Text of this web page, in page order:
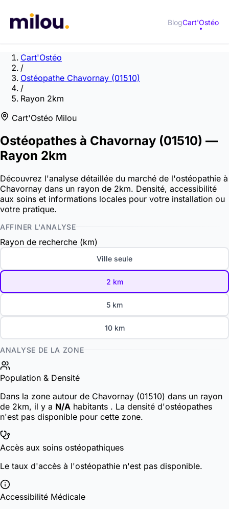
BlogCart'Ostéo
Cart'Ostéo
/
Ostéopathe Chavornay (01510)
/
Rayon 2km
Cart'Ostéo Milou
Ostéopathes à Chavornay (01510) —
Rayon 2km
Découvrez l'analyse détaillée du marché de l'ostéopathie à
Chavornay dans un rayon de 2km. Densité, accessibilité
aux soins et informations locales pour votre installation ou
votre pratique.
AFFINER L'ANALYSE
Rayon de recherche (km)
Ville seule
2 km
5 km
10 km
ANALYSE DE LA ZONE
Population & Densité
Dans la zone autour de Chavornay (01510) dans un rayon
de 2km, il y a N/A habitants . La densité d'ostéopathes
n'est pas disponible pour cette zone.
Accès aux soins ostéopathiques
Le taux d'accès à l'ostéopathie n'est pas disponible.
Accessibilité Médicale